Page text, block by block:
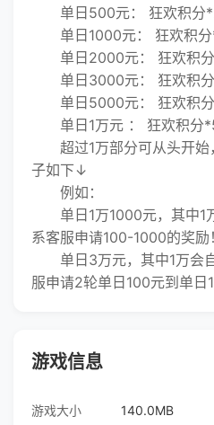
单日500元： 狂欢积分
单日1000元： 狂欢积
单日2000元： 狂欢积分
单日3000元： 狂欢积分
单日5000元： 狂欢积
单日1万元 ： 狂欢积分
超过1万部分可从头开始
子如下↓
例如：
单日1万1000元，其中1
系客服申请100-1000的奖励
单日3万元，其中1万会
服申请2轮单日100元到单日1
游戏信息
游戏大小 140.0MB